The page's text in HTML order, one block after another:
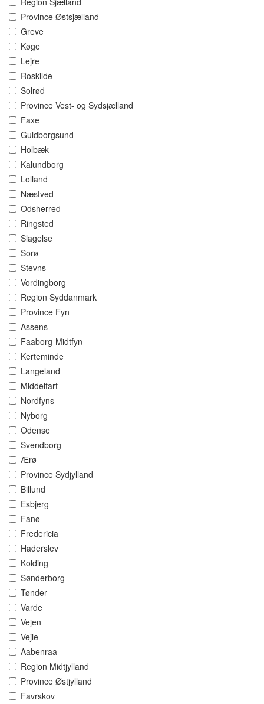
Province Østsjælland
Greve
Køge
Lejre
Roskilde
Solrød
Province Vest- og Sydsjælland
Faxe
Guldborgsund
Holbæk
Kalundborg
Lolland
Næstved
Odsherred
Ringsted
Slagelse
Sorø
Stevns
Vordingborg
Region Syddanmark
Province Fyn
Assens
Faaborg-Midtfyn
Kerteminde
Langeland
Middelfart
Nordfyns
Nyborg
Odense
Svendborg
Ærø
Province Sydjylland
Billund
Esbjerg
Fanø
Fredericia
Haderslev
Kolding
Sønderborg
Tønder
Varde
Vejen
Vejle
Aabenraa
Region Midtjylland
Province Østjylland
Favrskov